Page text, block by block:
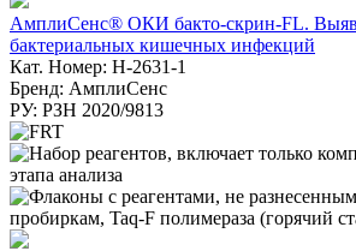
АмплиСенс® ОКИ бакто-скрин-FL.
бактериальных кишечных инфекций
Кат. Номер: H-2631-1
Бренд: АмплиСенс
РУ: РЗН 2020/9813